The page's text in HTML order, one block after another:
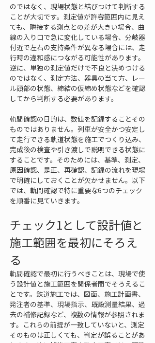
のではなく、現場状態と結びつけて判断する
ことが大切です。測定値が許容範囲内に見え
ても、隣接する測点との差が大きい場合、曲
線の入り口で急に変化している場合、分岐器
付近で左右の支持条件が異なる場合には、走
行時の違和感につながる可能性があります。
逆に、単独の測定値だけで不良と決めつける
のではなく、測定方法、器具の当て方、レー
ル頭部の状態、締結の仮締め状態などを確認
してから判断する必要があります。
軌間確認の目的は、数値を記録することその
ものではありません。列車が安全かつ安定し
て走行できる軌道状態を施工でつくり込み、
完成後の検査や引き渡しで説明できる状態に
することです。そのためには、基準、測定、
原因確認、是正、再確認、記録の流れを現場
で明確にしておくことが欠かせません。以下
では、軌間確認で特に重要な6つのチェック
を順番に見ていきます。
チェック1として設計値と
施工範囲を最初にそろえ
る
軌間確認で最初に行うべきことは、現場で使
う設計値と施工範囲を関係者間でそろえるこ
とです。鉄道施工では、図面、施工計画書、
発注者の基準、現場指示、既設測量結果、過
去の補修記録など、複数の情報が参照されま
す。これらの前提が一致していないと、測定
そのものは正しくても、判定が誤ることがあ